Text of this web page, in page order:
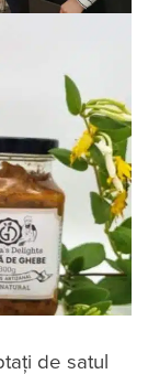
de satul